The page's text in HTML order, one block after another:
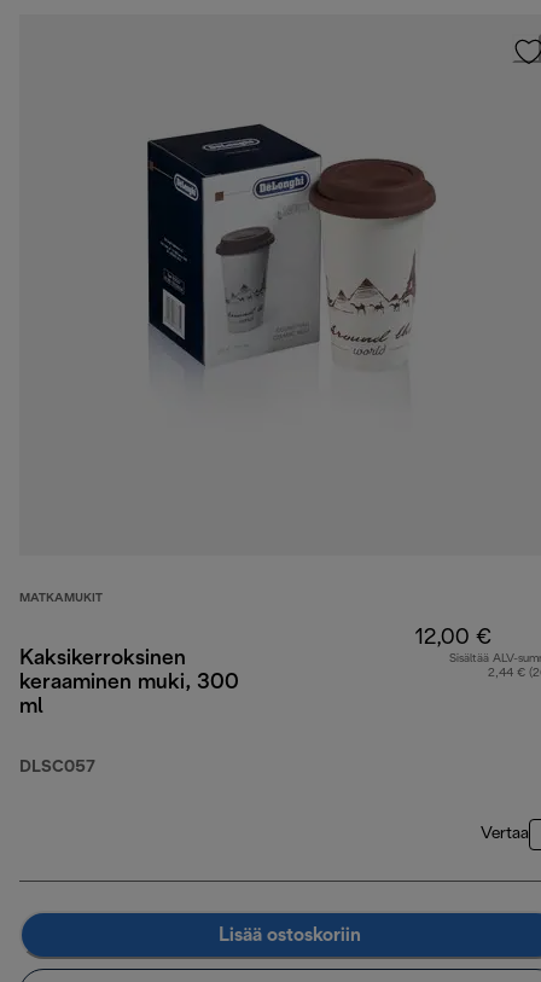
MATKAMUKIT
Kaksikerroksinen
keraaminen muki, 300
ml
DLSC057
12,00 €
Sisältää ALV-
2,44 €
Vertaa
Lisää ostoskoriin